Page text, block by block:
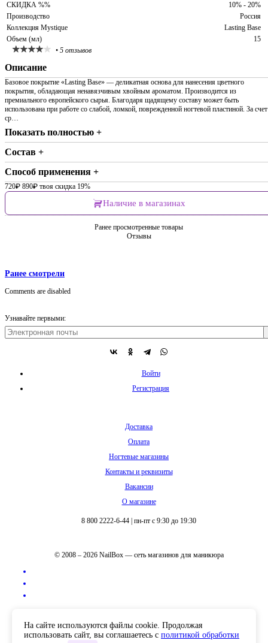
СКИДКА %%
10% - 20%
Производство
Россия
Коллекция Mystique
Lasting Base
Объем (мл)
15
• 5 отзывов
Описание
Базовое покрытие «Lasting Base» — деликатная основа для нанесения цветного
покрытия, обладающая ненавязчивым хвойным ароматом. Производится из
премиального европейского сырья. Благодаря щадящему составу может быть
использована при работе со слабой, ломкой, поврежденной ногтевой пластиной. За счет
ср…
Показать полностью +
Состав +
Способ применения +
720₽ 890₽ твоя скидка 19%
Наличие в магазинах
Ранее просмотренные товары
Отзывы
Ранее смотрели
Comments are disabled
Узнавайте первыми:
Войти
Регистрация
Доставка
Оплата
Ногтевые магазины
Контакты и реквизиты
Вакансии
О магазине
8 800 2222-6-44 пн-пт с 9:30 до 19:30
© 2008 – 2026 NailBox — сеть магазинов для маникюра
На сайте используются файлы cookie. Продолжая
использовать сайт, вы соглашаетесь с политикой обработки